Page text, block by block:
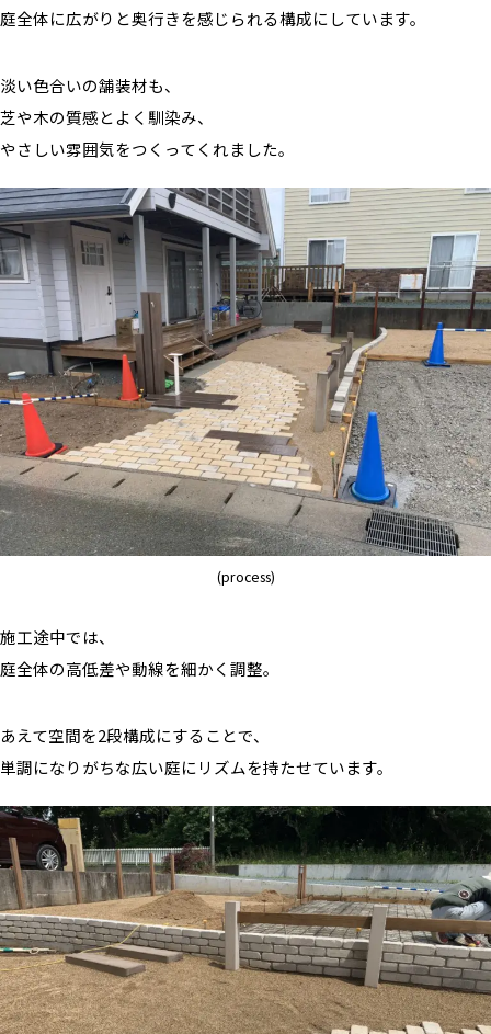
庭全体に広がりと奥行きを感じられる構成にしています。
淡い色合いの舗装材も、
芝や木の質感とよく馴染み、
やさしい雰囲気をつくってくれました。
(process)
施工途中では、
庭全体の高低差や動線を細かく調整。
あえて空間を2段構成にすることで、
単調になりがちな広い庭にリズムを持たせています。